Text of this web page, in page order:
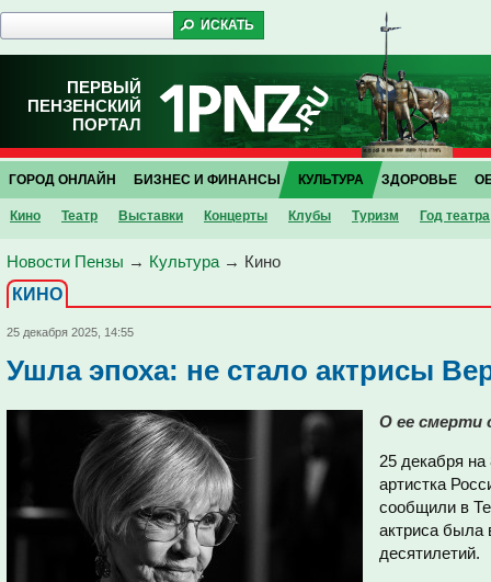
ПЕРВЫЙ
ПЕНЗЕНСКИЙ
ПОРТАЛ
ГОРОД ОНЛАЙН БИЗНЕС И ФИНАНСЫ КУЛЬТУРА
Кино Театр Выставки Концерты Клубы Туризм Год театра
ЗДОРОВЬЕ
Новости Пензы → Культура → Кино
КИНО
25 декабря 2025, 14:55
Ушла эпоха: не стало актрисы
О ее смерти
25 декабря
артистка
сообщили в
актриса была
десятилетий.